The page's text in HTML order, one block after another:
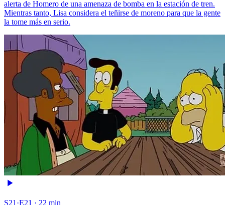
alerta de Homero de una amenaza de bomba en la estación de tren.
Mientras tanto, Lisa considera el teñirse de moreno para que la gente
la tome más en serio.
S21·E21 · 22 min